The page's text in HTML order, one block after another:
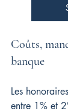
Coûts,
banque
Les
entre 1% et